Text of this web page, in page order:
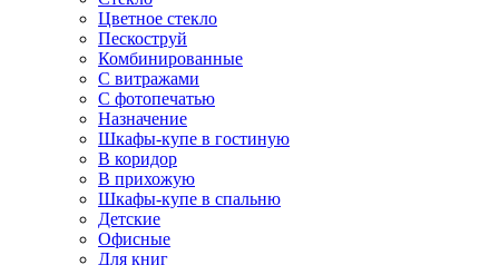
Цветное стекло
Пескоструй
Комбинированные
С витражами
С фотопечатью
Назначение
Шкафы-купе в гостиную
В коридор
В прихожую
Шкафы-купе в спальню
Детские
Офисные
Для книг